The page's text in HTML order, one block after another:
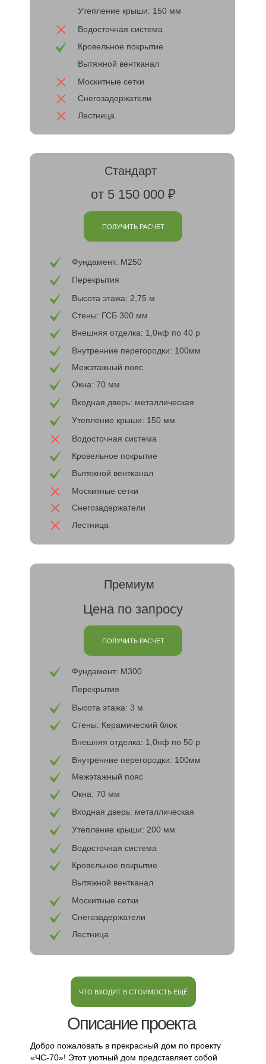
Утепление крыши: 150 мм
Водосточная система
Кровельное покрытие
Вытяжной вентканал
Москитные сетки
Снегозадержатели
Лестница
Стандарт
ПОЛУЧИТЬ РАСЧЕТ
от 5 150 000 ₽
Фундамент: М250
Перекрытия
Высота этажа: 2,75 м
Стены: ГСБ 300 мм
Внешняя отделка: 1,0нф по 40 р
Внутренние перегородки: 100мм
Межэтажный пояс
Окна: 70 мм
Входная дверь: металлическая
Утепление крыши: 150 мм
Водосточная система
Кровельное покрытие
Вытяжной вентканал
Москитные сетки
Снегозадержатели
Лестница
Премиум
ПОЛУЧИТЬ РАСЧЕТ
Цена по запросу
Фундамент: М300
Перекрытия
Высота этажа: 3 м
Стены: Керамический блок
Внешняя отделка: 1,0нф по 50 р
Внутренние перегородки: 100мм
Межэтажный пояс
Окна: 70 мм
Входная дверь: металлическая
Утепление крыши: 200 мм
Водосточная система
Кровельное покрытие
Вытяжной вентканал
Москитные сетки
Снегозадержатели
Лестница
ЧТО ВХОДИТ В СТОИМОСТЬ ЕЩЁ
Описание проекта
Добро пожаловать в прекрасный дом по проекту
«ЧС-70»! Этот уютный дом представляет собой